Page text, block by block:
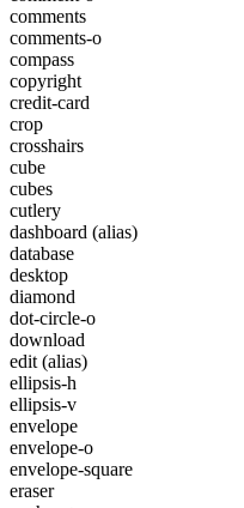
comments
comments-o
compass
copyright
credit-card
crop
crosshairs
cube
cubes
cutlery
dashboard (alias)
database
desktop
diamond
dot-circle-o
download
edit (alias)
ellipsis-h
ellipsis-v
envelope
envelope-o
envelope-square
eraser